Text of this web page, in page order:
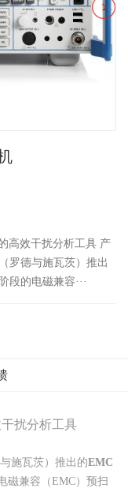
高效干扰分析工具 产
罗德与施瓦茨）推出
段的电磁兼容···
扰分析工具
施瓦茨）推出的EMC
磁兼容（EMC）预扫